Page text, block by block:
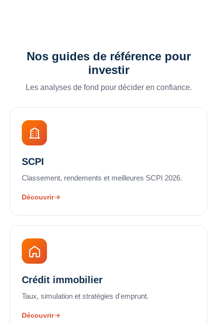
Nos guides de référence pour
investir
Les analyses de fond pour décider en confiance.
SCPI
Classement, rendements et meilleures SCPI 2026.
Découvrir
Crédit immobilier
Taux, simulation et stratégies d'emprunt.
Découvrir